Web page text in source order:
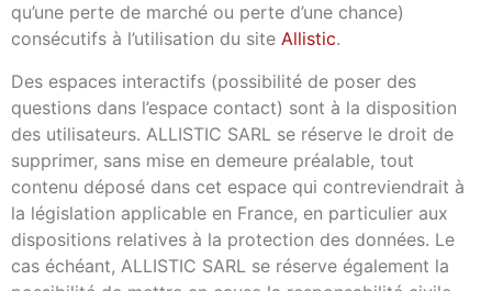
qu’une perte de marché ou perte d’une chance)
consécutifs à l’utilisation du site Allistic.
Des espaces interactifs (possibilité de poser des
questions dans l’espace contact) sont à la disposition
des utilisateurs. ALLISTIC SARL se réserve le droit de
supprimer, sans mise en demeure préalable, tout
contenu déposé dans cet espace qui contreviendrait à
la législation applicable en France, en particulier aux
dispositions relatives à la protection des données. Le
cas échéant, ALLISTIC SARL se réserve également la